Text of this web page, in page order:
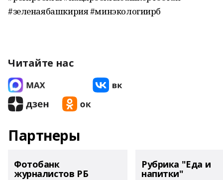
#зеленаябашкирия #минэкологиирб
Читайте нас
Партнеры
Фотобанк
журналистов РБ
Рубрика "Еда и
напитки"